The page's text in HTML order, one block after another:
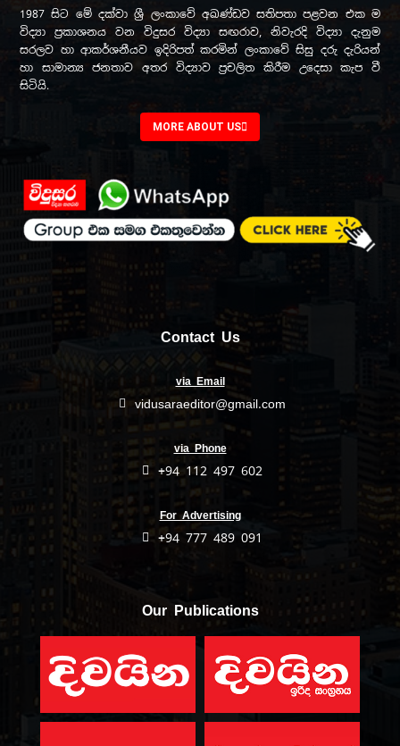
1987 සිට මේ දක්වා ශ්‍රී ලංකාවේ අඛණ්ඩව සතිපතා පළවන එක ම
විද්‍යා ප්‍රකාශනය වන විදුසර විද්‍යා සඟරාව, නිවැරදි විද්‍යා දැනුම
සරලව හා ආකර්ශනීයව ඉදිරිපත් කරමින් ලංකාවේ සිසු දරු දැරියන්
හා සාමාන්‍ය ජනතාව අතර විද්‍යාව ප්‍රචලිත කිරීම උදෙසා කැප වී
සිටියි.
MORE ABOUT US
Contact Us
via Email
vidusaraeditor@gmail.com
via Phone
+94 112 497 602
For Advertising
+94 777 489 091
Our Publications